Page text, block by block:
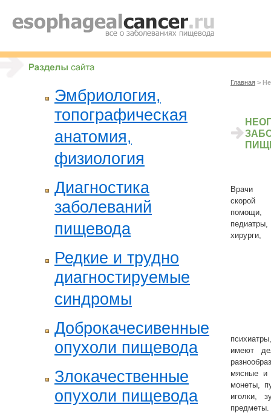
Эмбриология,
топографическая
анатомия,
физиология
Диагностика
заболеваний
пищевода
Редкие и трудно
диагностируемые
синдромы
Доброкачесивенные
опухоли пищевода
Злокачественные
опухоли пищевода
Главная >
Врачи
скорой
помощи,
педиатры,
хирурги,
имеют
мясные и
монеты,
иголки,